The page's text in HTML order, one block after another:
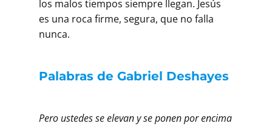
los malos tiempos siempre llegan. Jesús
es una roca firme, segura, que no falla
nunca.
Palabras de Gabriel Deshayes
Pero ustedes se elevan y se ponen por encima